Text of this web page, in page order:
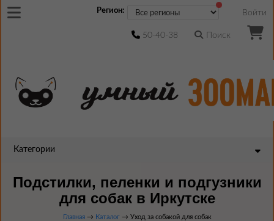
Регион: Войти
50-40-38 Поиск
Категории
Подстилки, пеленки и подгузники
для собак в Иркутске
Главная→ Каталог→ Уход за собакой для собак